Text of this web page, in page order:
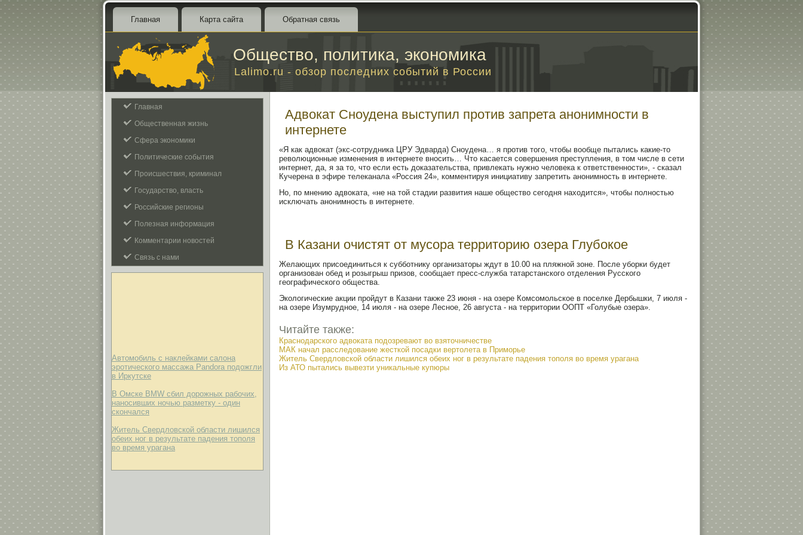
Главная Карта сайта Обратная связь
Общество, политика, экономика
Lalimo.ru - обзор последних событий в России
Главная
Общественная жизнь
Сфера экономики
Политические события
Происшествия, криминал
Государство, власть
Российские регионы
Полезная информация
Комментарии новостей
Связь с нами
Автомобиль с наклейками салона
эротического массажа Pandora подожгли
в Иркутске
В Омске BMW сбил дорожных рабочих,
наносивших ночью разметку - один
скончался
Житель Свердловской области лишился
обеих ног в результате падения тополя
во время урагана
Адвокат Сноудена выступил против запрета анонимности в
интернете
«Я как адвокат (экс-сотрудника ЦРУ Эдварда) Сноудена… я против того, чтобы вообще пытались какие-то
революционные изменения в интернете вносить… Что касается совершения преступления, в том числе в сети
интернет, да, я за то, что если есть доказательства, привлекать нужно человека к ответственности», - сказал
Кучерена в эфире телеканала «Россия 24», комментируя инициативу запретить анонимность в интернете.
Но, по мнению адвоката, «не на той стадии развития наше общество сегодня находится», чтобы полностью
исключать анонимность в интернете.
В Казани очистят от мусора территорию озера Глубокое
Желающих присоединиться к субботнику организаторы ждут в 10.00 на пляжной зоне. После уборки будет
организован обед и розыгрыш призов, сообщает пресс-служба татарстанского отделения Русского
географического общества.
Экологические акции пройдут в Казани также 23 июня - на озере Комсомольское в поселке Дербышки, 7 июля -
на озере Изумрудное, 14 июля - на озере Лесное, 26 августа - на территории ООПТ «Голубые озера».
Читайте также:
Краснодарского адвоката подозревают во взяточничестве
МАК начал расследование жесткой посадки вертолета в Приморье
Житель Свердловской области лишился обеих ног в результате падения тополя во время урагана
Из АТО пытались вывезти уникальные купюры